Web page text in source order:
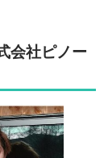
会社ピノー